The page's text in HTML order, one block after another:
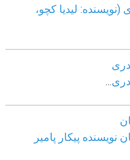
لیدیا کچو،
پیکار پامیر